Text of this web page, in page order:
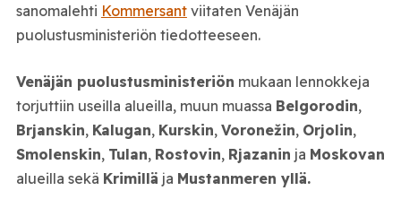
sanomalehti Kommersantviitaten Venäjän
puolustusministeriön tiedotteeseen.
Venäjän puolustusministeriön mukaan lennokkeja
torjuttiin useilla alueilla, muun muassa Belgorodin,
Brjanskin, Kalugan, Kurskin, Voronežin, Orjolin,
Smolenskin, Tulan, Rostovin, Rjazanin ja Moskovan
alueilla sekä Krimillä ja Mustanmeren yllä.